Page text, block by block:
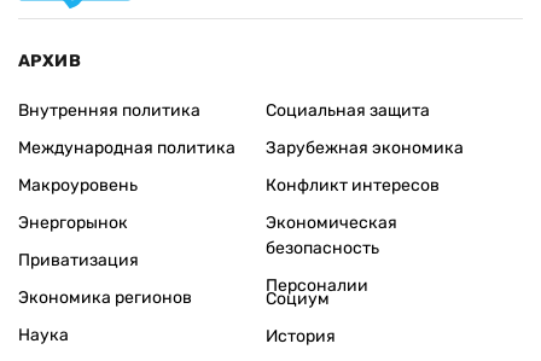
АРХИВ
Внутренняя политика
Международная политика
Макроуровень
Энергорынок
Приватизация
Экономика регионов
Социальная защита
Зарубежная экономика
Конфликт интересов
Экономическая
безопасность
Персоналии
Наука
Социум
История